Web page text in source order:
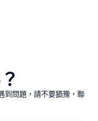
到問題，請不要猶豫，聯